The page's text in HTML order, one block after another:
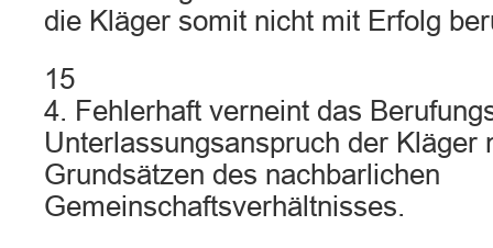
die Kläger somit nicht mit Erfolg
15
4. Fehlerhaft verneint das
Unterlassungsanspruch der Kläger
Grundsätzen des nachbarlichen
Gemeinschaftsverhältnisses.